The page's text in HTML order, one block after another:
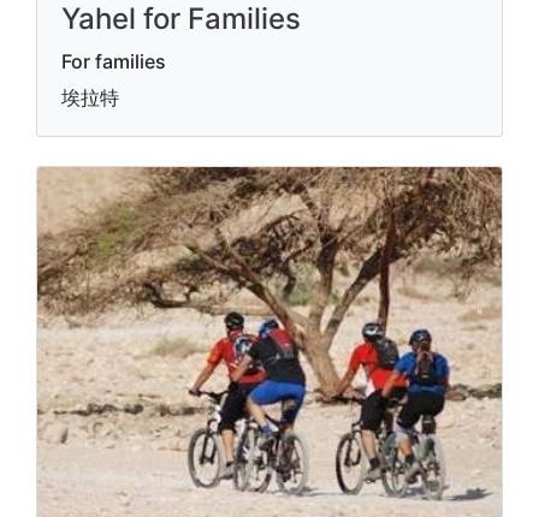
Yahel for Families
For families
埃拉特